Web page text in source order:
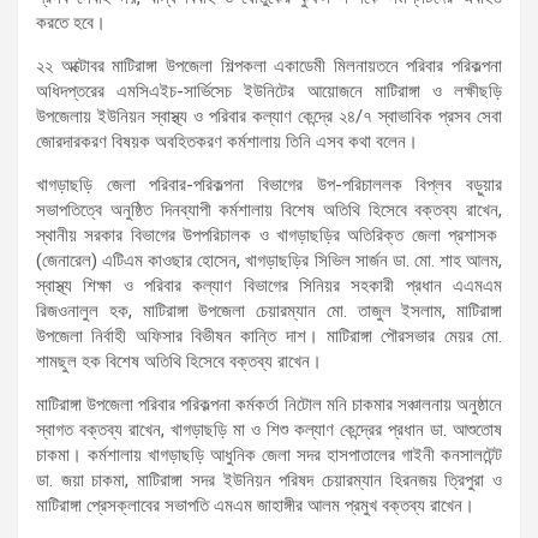
করতে হবে।
২২ অক্টোবর মাটিরাঙ্গা উপজেলা শিল্পকলা একাডেমী মিলনায়তনে পরিবার পরিকল্পনা
অধিদপ্তরের এমসিএইচ-সার্ভিসেচ ইউনিটের আয়োজনে মাটিরাঙ্গা ও লক্ষীছড়ি
উপজেলায় ইউনিয়ন স্বাস্থ্য ও পরিবার কল্যাণ কেন্দ্রে ২৪/৭ স্বাভাবিক প্রসব সেবা
জোরদারকরণ বিষয়ক অবহিতকরণ কর্মশালায় তিনি এসব কথা বলেন।
খাগড়াছড়ি জেলা পরিবার-পরিকল্পনা বিভাগের উপ-পরিচাললক বিপ্লব বড়ুয়ার
সভাপতিত্বে অনুষ্ঠিত দিনব্যাপী কর্মশালায় বিশেষ অতিথি হিসেবে বক্তব্য রাখেন,
স্থানীয় সরকার বিভাগের উপপরিচালক ও খাগড়াছড়ির অতিরিক্ত জেলা প্রশাসক
(জেনারেল) এটিএম কাওছার হোসেন, খাগড়াছড়ির সিভিল সার্জন ডা. মো. শাহ আলম,
স্বাস্থ্য শিক্ষা ও পরিবার কল্যাণ বিভাগের সিনিয়র সহকারী প্রধান এএমএম
রিজওনালুল হক, মাটিরাঙ্গা উপজেলা চেয়ারম্যান মো. তাজুল ইসলাম, মাটিরাঙ্গা
উপজেলা নির্বাহী অফিসার বিভীষন কান্তি দাশ। মাটিরাঙ্গা পৌরসভার মেয়র মো.
শামছুল হক বিশেষ অতিথি হিসেবে বক্তব্য রাখেন।
মাটিরাঙ্গা উপজেলা পরিবার পরিকল্পনা কর্মকর্তা নিটোল মনি চাকমার সঞ্চালনায় অনুষ্ঠানে
স্বাগত বক্তব্য রাখেন, খাগড়াছড়ি মা ও শিশু কল্যাণ কেন্দ্রের প্রধান ডা. আশুতোষ
চাকমা। কর্মশালায় খাগড়াছড়ি আধুনিক জেলা সদর হাসপাতালের গাইনী কনসালটেন্ট
ডা. জয়া চাকমা, মাটিরাঙ্গা সদর ইউনিয়ন পরিষদ চেয়ারম্যান হিরনজয় ত্রিপুরা ও
মাটিরাঙ্গা প্রেসক্লাবের সভাপতি এমএম জাহাঙ্গীর আলম প্রমুখ বক্তব্য রাখেন।